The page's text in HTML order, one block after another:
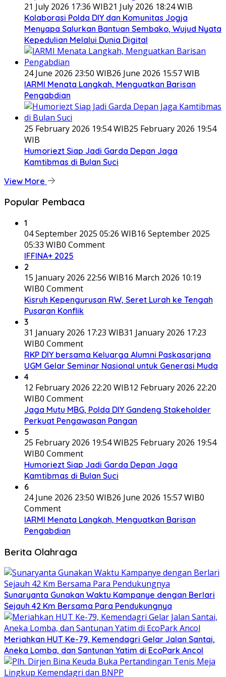
21 July 2026 17:36 WIB21 July 2026 18:24 WIB
Kolaborasi Polda DIY dan Komunitas Jogja
Menyapa Salurkan Bantuan Sembako, Wujud Nyata
Kepedulian Melalui Dunia Digital
24 June 2026 23:50 WIB26 June 2026 15:57 WIB
IARMI Menata Langkah, Menguatkan Barisan
Pengabdian
25 February 2026 19:54 WIB25 February 2026 19:54
WIB
Humoriezt Siap Jadi Garda Depan Jaga
Kamtibmas di Bulan Suci
View More
Popular Pembaca
1
04 September 2025 05:26 WIB16 September 2025
05:33 WIB0 Comment
IFFINA+ 2025
2
15 January 2026 22:56 WIB16 March 2026 10:19
WIB0 Comment
Kisruh Kepengurusan RW, Seret Lurah ke Tengah
Pusaran Konflik
3
31 January 2026 17:23 WIB31 January 2026 17:23
WIB0 Comment
RKP DIY bersama Keluarga Alumni Paskasarjana
UGM Gelar Seminar Nasional untuk Generasi Muda
4
12 February 2026 22:20 WIB12 February 2026 22:20
WIB0 Comment
Jaga Mutu MBG, Polda DIY Gandeng Stakeholder
Perkuat Pengawasan Pangan
5
25 February 2026 19:54 WIB25 February 2026 19:54
WIB0 Comment
Humoriezt Siap Jadi Garda Depan Jaga
Kamtibmas di Bulan Suci
6
24 June 2026 23:50 WIB26 June 2026 15:57 WIB0
Comment
IARMI Menata Langkah, Menguatkan Barisan
Pengabdian
Berita Olahraga
Sunaryanta Gunakan Waktu Kampanye dengan Berlari
Sejauh 42 Km Bersama Para Pendukungnya
Meriahkan HUT Ke-79, Kemendagri Gelar Jalan Santai,
Aneka Lomba, dan Santunan Yatim di EcoPark Ancol